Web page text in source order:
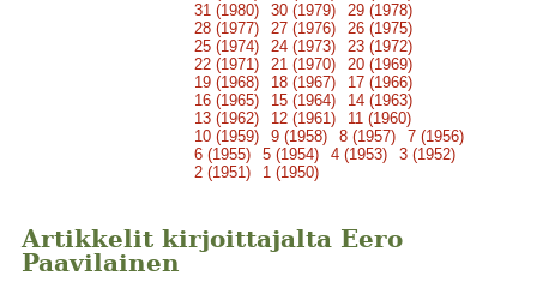
31 (1980)
30 (1979)
29 (1978)
28 (1977)
27 (1976)
26 (1975)
25 (1974)
24 (1973)
23 (1972)
22 (1971)
21 (1970)
20 (1969)
19 (1968)
18 (1967)
17 (1966)
16 (1965)
15 (1964)
14 (1963)
13 (1962)
12 (1961)
11 (1960)
10 (1959)
9 (1958) 8 (1957)
7 (1956)
6 (1955)
5 (1954) 4 (1953)
3 (1952)
2 (1951)
1 (1950)
Artikkelit kirjoittajalta Eero
Paavilainen